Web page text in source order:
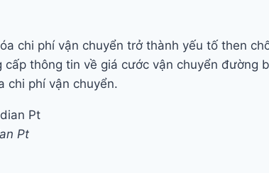
chi phí vận chuyển trở thành yếu tố then
cấp thông tin về giá cước vận chuyển đường
chi phí vận chuyển.
Pt